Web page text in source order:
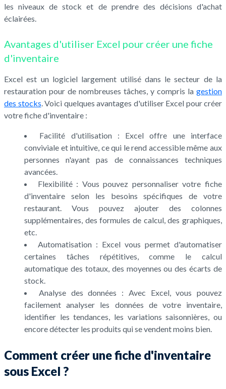
les niveaux de stock et de prendre des décisions d'achat
éclairées.
Avantages d'utiliser Excel pour créer une fiche
d'inventaire
Excel est un logiciel largement utilisé dans le secteur de la
restauration pour de nombreuses tâches, y compris la gestion
des stocks. Voici quelques avantages d'utiliser Excel pour créer
votre fiche d'inventaire :
Facilité d'utilisation : Excel offre une interface
conviviale et intuitive, ce qui le rend accessible même aux
personnes n'ayant pas de connaissances techniques
avancées.
Flexibilité : Vous pouvez personnaliser votre fiche
d'inventaire selon les besoins spécifiques de votre
restaurant. Vous pouvez ajouter des colonnes
supplémentaires, des formules de calcul, des graphiques,
etc.
Automatisation : Excel vous permet d'automatiser
certaines tâches répétitives, comme le calcul
automatique des totaux, des moyennes ou des écarts de
stock.
Analyse des données : Avec Excel, vous pouvez
facilement analyser les données de votre inventaire,
identifier les tendances, les variations saisonnières, ou
encore détecter les produits qui se vendent moins bien.
Comment créer une fiche d'inventaire
sous Excel ?